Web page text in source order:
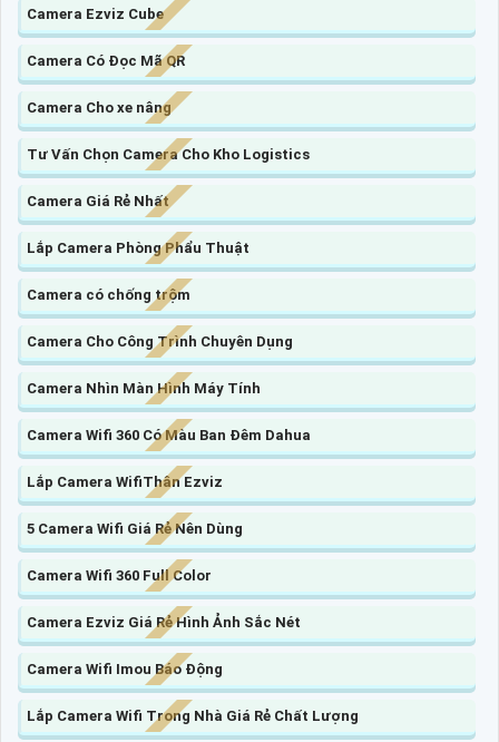
Camera Ezviz Cube
Camera Có Đọc Mã QR
Camera Cho xe nâng
Tư Vấn Chọn Camera Cho Kho Logistics
Camera Giá Rẻ Nhất
Lắp Camera Phòng Phẩu Thuật
Camera có chống trộm
Camera Cho Công Trình Chuyên Dụng
Camera Nhìn Màn Hình Máy Tính
Camera Wifi 360 Có Màu Ban Đêm Dahua
Lắp Camera WifiThân Ezviz
5 Camera Wifi Giá Rẻ Nên Dùng
Camera Wifi 360 Full Color
Camera Ezviz Giá Rẻ Hình Ảnh Sắc Nét
Camera Wifi Imou Báo Động
Lắp Camera Wifi Trong Nhà Giá Rẻ Chất Lượng